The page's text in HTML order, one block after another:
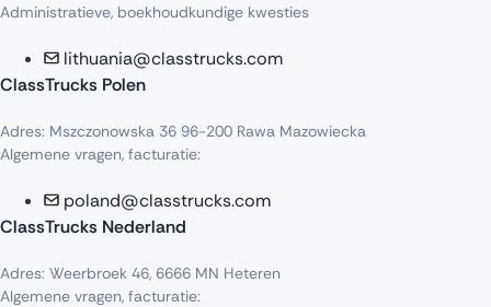
Administratieve, boekhoudkundige kwesties
lithuania@classtrucks.com
ClassTrucks Polen
Adres: Mszczonowska 36 96-200 Rawa Mazowiecka
Algemene vragen, facturatie:
poland@classtrucks.com
ClassTrucks Nederland
Adres: Weerbroek 46, 6666 MN Heteren
Algemene vragen, facturatie: